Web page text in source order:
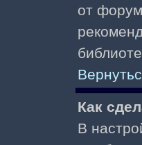
от
Как
В